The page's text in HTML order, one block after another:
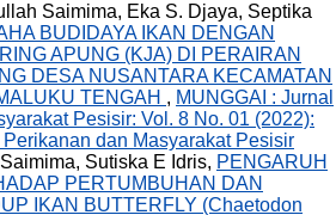
Saimima, Eka S. Djaya, Septika
BUDIDAYA IKAN DENGAN
APUNG (KJA) DI PERAIRAN
DESA NUSANTARA KECAMATAN
TENGAH , MUNGGAI : Jurnal
Pesisir: Vol. 8 No. 01 (2022):
dan Masyarakat Pesisir
Sutiska E Idris, PENGARUH
PERTUMBUHAN DAN
IKAN BUTTERFLY (Chaetodon